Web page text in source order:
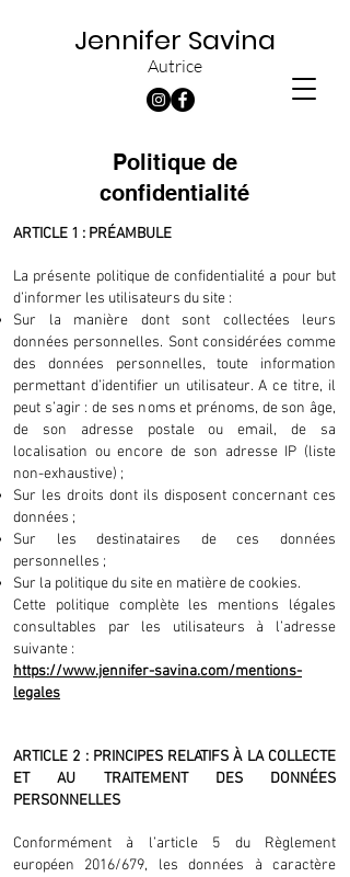
Jennifer Savina
Autrice
Politique de
confidentialité
ARTICLE 1 : PRÉAMBULE
La présente politique de confidentialité a pour but
d’informer les utilisateurs du site :
Sur la manière dont sont collectées leurs
données personnelles. Sont considérées comme
des données personnelles, toute information
permettant d’identifier un utilisateur. A ce titre, il
peut s’agir : de ses noms et prénoms, de son âge,
de son adresse postale ou email, de sa
localisation ou encore de son adresse IP (liste
non-exhaustive) ;
Sur les droits dont ils disposent concernant ces
données ;
Sur les destinataires de ces données
personnelles ;
Sur la politique du site en matière de cookies.
Cette politique complète les mentions légales
consultables par les utilisateurs à l’adresse
suivante :
https://www.jennifer-savina.com/mentions-
legales
ARTICLE 2 : PRINCIPES RELATIFS À LA COLLECTE
ET AU TRAITEMENT DES DONNÉES
PERSONNELLES
Conformément à l’article 5 du Règlement
européen 2016/679, les données à caractère